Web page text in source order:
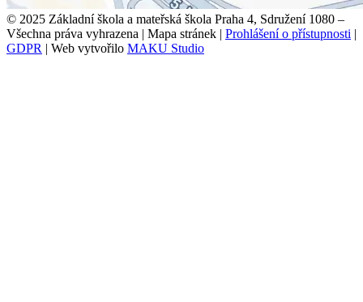
© 2025 Základní škola a mateřská škola Praha 4, Sdružení 1080 –
Všechna práva vyhrazena | Mapa stránek | Prohlášení o přístupnosti |
GDPR | Web vytvořilo MAKU Studio